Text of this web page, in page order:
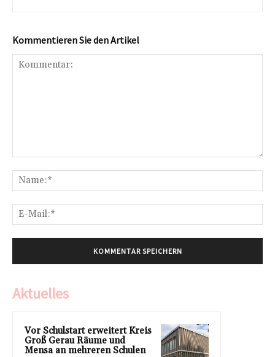
Kommentieren Sie den Artikel
Aktuelles
Vor Schulstart erweitert Kreis
Groß Gerau Räume und
Mensa an mehreren Schulen